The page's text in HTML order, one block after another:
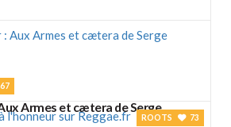
67
Armes et cætera de Serge
ROOTS 73